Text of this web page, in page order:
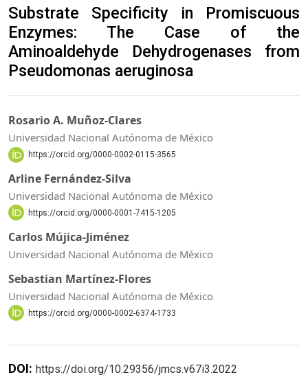
Substrate Specificity in Promiscuous
Enzymes: The Case of the
Aminoaldehyde Dehydrogenases from
Pseudomonas aeruginosa
Rosario A. Muñoz-Clares
Universidad Nacional Autónoma de México
https://orcid.org/0000-0002-0115-3565
Arline Fernández-Silva
Universidad Nacional Autónoma de México
https://orcid.org/0000-0001-7415-1205
Carlos Mújica-Jiménez
Universidad Nacional Autónoma de México
Sebastian Martínez-Flores
Universidad Nacional Autónoma de México
https://orcid.org/0000-0002-6374-1733
DOI: https://doi.org/10.29356/jmcs.v67i3.2022